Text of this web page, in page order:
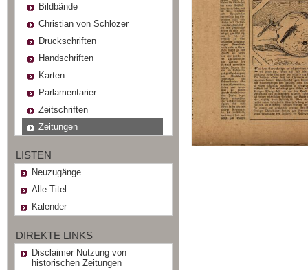
Bildbände
Christian von Schlözer
Druckschriften
Handschriften
Karten
Parlamentarier
Zeitschriften
Zeitungen
LISTEN
Neuzugänge
Alle Titel
Kalender
DIREKTE LINKS
Disclaimer Nutzung von
historischen Zeitungen